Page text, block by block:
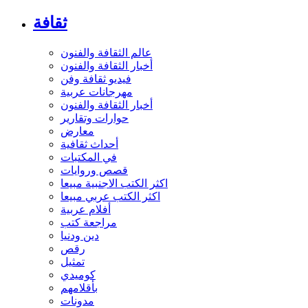
ثقافة
عالم الثقافة والفنون
أخبار الثقافة والفنون
فيديو ثقافة وفن
مهرجانات عربية
أخبار الثقافة والفنون
حوارات وتقارير
معارض
أحداث ثقافية
في المكتبات
قصص وروايات
اكثر الكتب الاجنبية مبيعا
اكثر الكتب عربي مبيعا
أفلام عربية
مراجعة كتب
دين ودنيا
رقص
تمثيل
كوميدي
بأقلامهم
مدونات